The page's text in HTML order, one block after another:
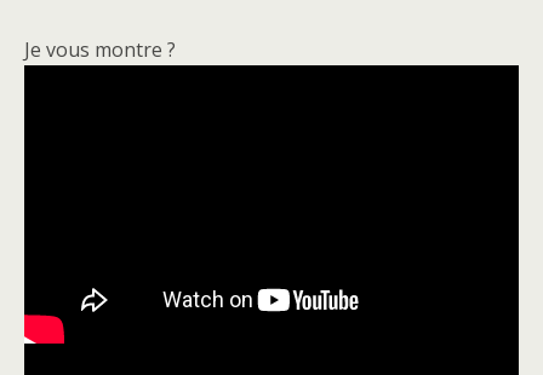
Je vous montre ?